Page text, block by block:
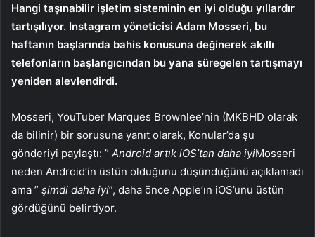
Hangi taşınabilir işletim sisteminin en iyi olduğu yıllardır
tartışılıyor. Instagram yöneticisi Adam Mosseri, bu
haftanın başlarında bahis konusuna değinerek akıllı
telefonların başlangıcından bu yana süregelen tartışmayı
yeniden alevlendirdi.
Mosseri, YouTuber Marques Brownlee’nin (MKBHD olarak
da bilinir) bir sorusuna yanıt olarak, Konular’da şu
gönderiyi paylaştı: ” Android artık iOS’tan daha iyiMosseri
neden Android’in üstün olduğunu düşündüğünü açıklamadı
ama ” şimdi daha iyi”, daha önce Apple’ın iOS’unu üstün
gördüğünü belirtiyor.